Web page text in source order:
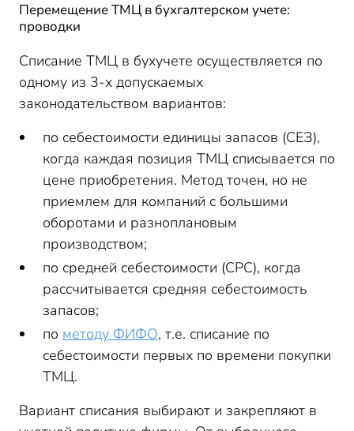
Перемещение ТМЦ в бухгалтерском учете:
проводки
Списание ТМЦ в бухучете осуществляется по
одному из 3-х допускаемых
законодательством вариантов:
по себестоимости единицы запасов (СЕЗ),
когда каждая позиция ТМЦ списывается по
цене приобретения. Метод точен, но не
приемлем для компаний с большими
оборотами и разноплановым
производством;
по средней себестоимости (СРС), когда
рассчитывается средняя себестоимость
запасов;
по методу ФИФО, т.е. списание по
себестоимости первых по времени покупки
ТМЦ.
Вариант списания выбирают и закрепляют в